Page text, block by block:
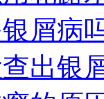
屑病
出银